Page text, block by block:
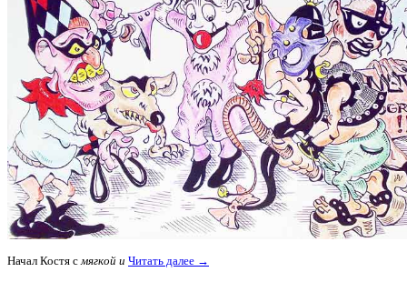
Начал Костя смягкой и Читать далее →